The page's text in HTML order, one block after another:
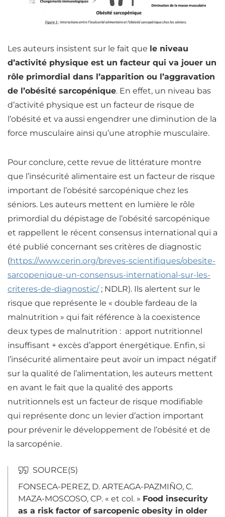
Les auteurs insistent sur le fait que le niveau
d’activité physique est un facteur qui va jouer un
rôle primordial dans l’apparition ou l’aggravation
de l’obésité sarcopénique. En effet, un niveau bas
d’activité physique est un facteur de risque de
l’obésité et va aussi engendrer une diminution de la
force musculaire ainsi qu’une atrophie musculaire.
Pour conclure, cette revue de littérature montre
que l’insécurité alimentaire est un facteur de risque
important de l’obésité sarcopénique chez les
séniors. Les auteurs mettent en lumière le rôle
primordial du dépistage de l’obésité sarcopénique
et rappellent le récent consensus international qui a
été publié concernant ses critères de diagnostic
(https://www.cerin.org/breves-scientifiques/obesite-
sarcopenique-un-consensus-international-sur-les-
criteres-de-diagnostic/; NDLR). Ils alertent sur le
risque que représente le « double fardeau de la
malnutrition » qui fait référence à la coexistence
deux types de malnutrition : apport nutritionnel
insuffisant + excès d’apport énergétique. Enfin, si
l’insécurité alimentaire peut avoir un impact négatif
sur la qualité de l’alimentation, les auteurs mettent
en avant le fait que la qualité des apports
nutritionnels est un facteur de risque modifiable
qui représente donc un levier d’action important
pour prévenir le développement de l’obésité et de
la sarcopénie.
FONSECA-PEREZ, D. ARTEAGA-PAZMIÑO, C.
MAZA-MOSCOSO, CP. « et col. » Food insecurity
as a risk factor of sarcopenic obesity in older